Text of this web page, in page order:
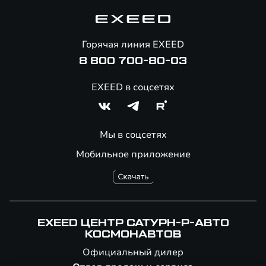
Помощь на дорогах
Мобильное приложение
Горячая линия EXEED
8 800 700-80-03
EXEED в соцсетях
Мы в соцсетях
EXEED ЦЕНТР САТУРН-Р-АВТО
КОСМОНАВТОВ
Официальный дилер